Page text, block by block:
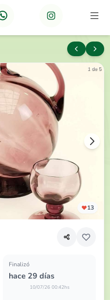
13
1 de 5
de vidrio de color violeta
Finalizó
hace 29 días
10/07/26 00:42hs